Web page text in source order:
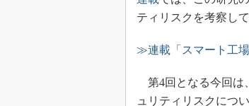
ティリスクを考察して
≫連載「スマート工
第4回となる今回は
ュリティリスクにつ